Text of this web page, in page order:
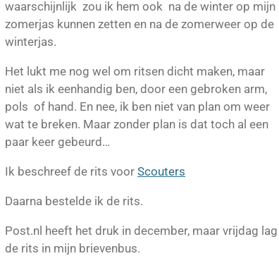
waarschijnlijk zou ik hem ook na de winter op mijn
zomerjas kunnen zetten en na de zomerweer op de
winterjas.
Het lukt me nog wel om ritsen dicht maken, maar
niet als ik eenhandig ben, door een gebroken arm,
pols of hand. En nee, ik ben niet van plan om weer
wat te breken. Maar zonder plan is dat toch al een
paar keer gebeurd…
Ik beschreef de rits voor Scouters
Daarna bestelde ik de rits.
Post.nl heeft het druk in december, maar vrijdag lag
de rits in mijn brievenbus.